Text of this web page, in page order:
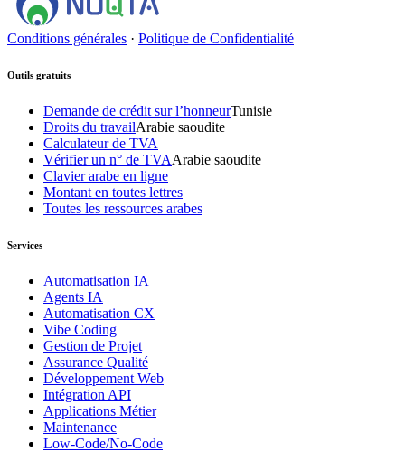
Conditions générales · Politique de Confidentialité
Outils gratuits
Demande de crédit sur l’honneurTunisie
Droits du travailArabie saoudite
Calculateur de TVA
Vérifier un n° de TVAArabie saoudite
Clavier arabe en ligne
Montant en toutes lettres
Toutes les ressources arabes
Services
Automatisation IA
Agents IA
Automatisation CX
Vibe Coding
Gestion de Projet
Assurance Qualité
Développement Web
Intégration API
Applications Métier
Maintenance
Low-Code/No-Code